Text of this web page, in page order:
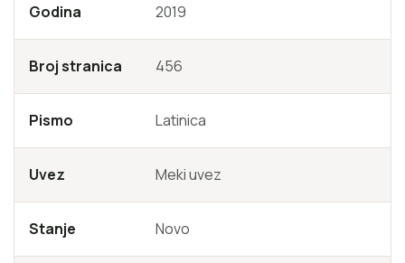
Godina 2019
Broj stranica 456
Pismo Latinica
Uvez Meki uvez
Stanje Novo